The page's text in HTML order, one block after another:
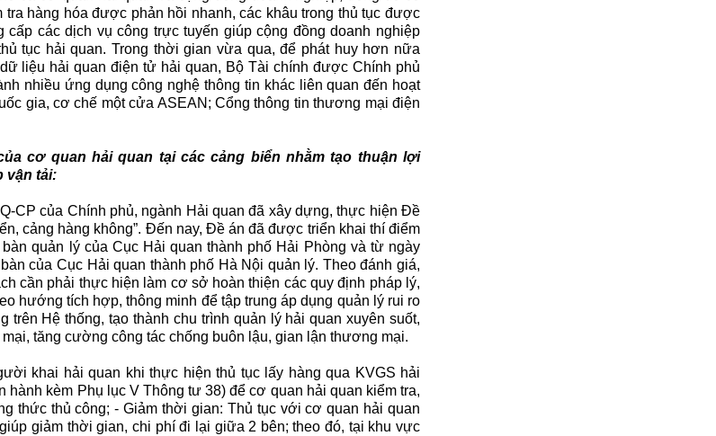
hàng hóa được phản hồi nhanh, các khâu trong thủ tục được
các dịch vụ công trực tuyến giúp cộng đồng doanh nghiệp
tục hải quan. Trong thời gian vừa qua, để phát huy hơn nữa
liệu hải quan điện tử hải quan, Bộ Tài chính được Chính phủ
nhiều ứng dụng công nghệ thông tin khác liên quan đến hoạt
gia, cơ chế một cửa ASEAN; Cổng thông tin thương mại điện
cơ quan hải quan tại các cảng biển nhằm tạo thuận lợi
vận tải:
CP của Chính phủ, ngành Hải quan đã xây dựng, thực hiện Đề
cảng hàng không”. Đến nay, Đề án đã được triển khai thí điểm
quản lý của Cục Hải quan thành phố Hải Phòng và từ ngày
của Cục Hải quan thành phố Hà Nội quản lý. Theo đánh giá,
cần phải thực hiện làm cơ sở hoàn thiện các quy định pháp lý,
hướng tích hợp, thông minh để tập trung áp dụng quản lý rui ro
Hệ thống, tạo thành chu trình quản lý hải quan xuyên suốt,
tăng cường công tác chống buôn lậu, gian lận thương mại.
khai hải quan khi thực hiện thủ tục lấy hàng qua KVGS hải
kèm Phụ lục V Thông tư 38) để cơ quan hải quan kiểm tra,
thức thủ công; - Giảm thời gian: Thủ tục với cơ quan hải quan
giảm thời gian, chi phí đi lại giữa 2 bên; theo đó, tại khu vực